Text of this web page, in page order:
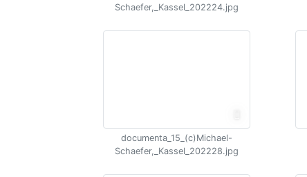
Schaefer,_Kassel_202224.jpg
documenta_15_(c)Michael-
Schaefer,_Kassel_202228.jpg